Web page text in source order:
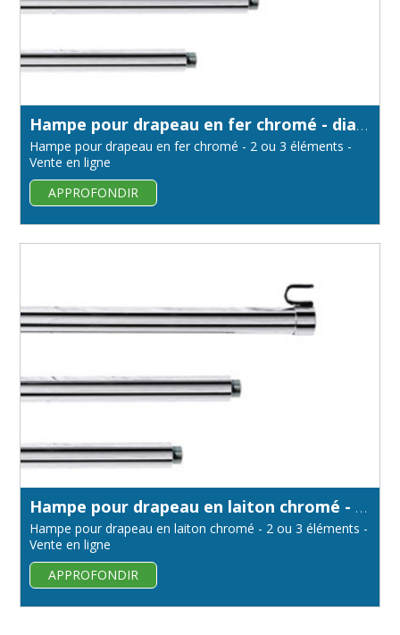
Hampe pour drapeau en fer chromé - diamètre 22 mm
Hampe pour drapeau en fer chromé - 2 ou 3 éléments -
Vente en ligne
APPROFONDIR
Hampe pour drapeau en laiton chromé - diamètre 22 mm
Hampe pour drapeau en laiton chromé - 2 ou 3 éléments -
Vente en ligne
APPROFONDIR